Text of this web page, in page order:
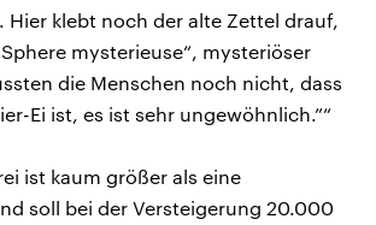
Hier klebt noch der alte Zettel drauf,
mysterieuse“, mysteriöser
die Menschen noch nicht, dass
Ei ist, es ist sehr ungewöhnlich.”“
ist kaum größer als eine
soll bei der Versteigerung 20.000